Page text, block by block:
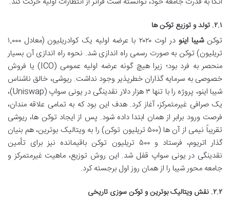
۲.۱. تولد و توزیع توکن ها
توکنشیبا اینو
در اوت ۲۰۲۰ با عرضه اولیه یک کوادریلیون (معادل ۱,۰۰۰
تریلیون) توکن به صورت رسمی راه اندازی شد. نحوه راه اندازی آن بسیار
منحصر به فرد بود؛ زیرا هیچ گونه عرضه اولیه عمومی (ICO) یا فروش
خصوصی به سرمایه گذاران خطرپذیر وجود نداشت. ریوشی، خالق ناشناس
شیبا اینو، پروژه را با تنها ۳ هزار دلار نقدینگی در یونی سواپ (Uniswap)،
یک صرافی غیرمتمرکز، آغاز کرد. هدف این بود که به تمامی علاقه مندان،
فرصت ورود برابر از همان ابتدا داده شود. پس از ایجاد توکن ها، ریوشی
تقریباً نیمی از آن ها (۵۰۰ تریلیون توکن) را به ویتالیک بوترین، هم بنیان
گذار اتریوم، فرستاد و ۵۰۰ تریلیون توکن باقیمانده نیز برای تأمین
نقدینگی در یونی سواپ قفل شد. این روش توزیع، ماهیت غیرمتمرکز و
جامعه محور شیبا را از همان روز اول برجسته کرد.
۲.۲. نقش ویتالیک بوترین و توکن سوزی تاریخی